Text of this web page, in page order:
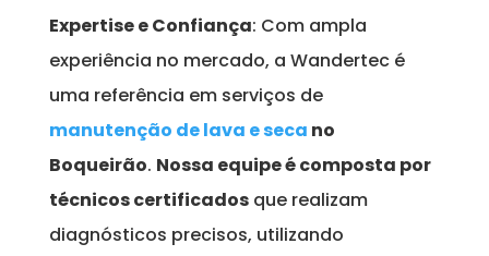
Expertise e Confiança: Com ampla
experiência no mercado, a Wandertec é
uma referência em serviços de
manutenção de lava e seca no
Boqueirão. Nossa equipe é composta por
técnicos certificadosque realizam
diagnósticos precisos, utilizando